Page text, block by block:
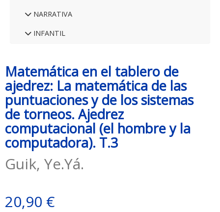
NARRATIVA
INFANTIL
Matemática en el tablero de
ajedrez: La matemática de las
puntuaciones y de los sistemas
de torneos. Ajedrez
computacional (el hombre y la
computadora). T.3
Guik, Ye.Yá.
20,90 €